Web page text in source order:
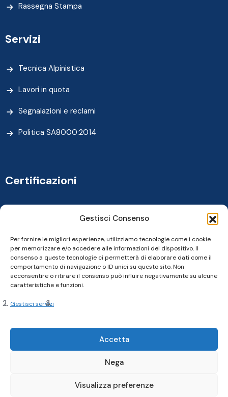
Gestisci Consenso
Per fornire le migliori esperienze, utilizziamo tecnologie come i cookie
per memorizzare e/o accedere alle informazioni del dispositivo. Il
consenso a queste tecnologie ci permetterà di elaborare dati come il
comportamento di navigazione o ID unici su questo sito. Non
acconsentire o ritirare il consenso può influire negativamente su alcune
caratteristiche e funzioni.
Gestisci servizi
Accetta
Nega
Visualizza preferenze
Rassegna Stampa
Servizi
Tecnica Alpinistica
Lavori in quota
Segnalazioni e reclami
Politica SA8000:2014
Certificazioni
Copyright 2024, Cardine srl. All Rights Reserved
Cookie Policy |
Realizzato da Web-Arte.it